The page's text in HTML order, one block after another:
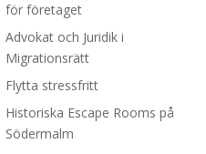
för företaget
Advokat och Juridik i
Migrationsrätt
Flytta stressfritt
Historiska Escape Rooms på
Södermalm